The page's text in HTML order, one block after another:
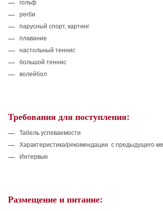
гольф
регби
парусный спорт, картинг
плавание
настольный теннис
большой теннис
волейбол
Требования для поступления:
Табель успеваемости
Характеристика/рекомендации с предыдущего
Интервью
Размещение и питание: